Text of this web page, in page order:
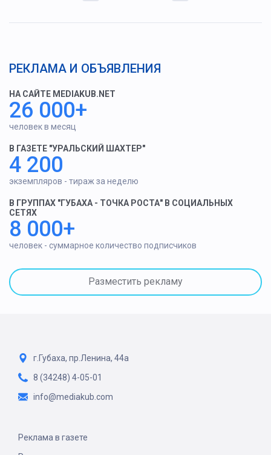
РЕКЛАМА И ОБЪЯВЛЕНИЯ
НА САЙТЕ MEDIAKUB.NET
26 000+
человек в месяц
В ГАЗЕТЕ "УРАЛЬСКИЙ ШАХТЕР"
4 200
экземпляров - тираж за неделю
В ГРУППАХ "ГУБАХА - ТОЧКА РОСТА" В СОЦИАЛЬНЫХ
СЕТЯХ
8 000+
человек - суммарное количество подписчиков
Разместить рекламу
г.Губаха, пр.Ленина, 44а
8 (34248) 4-05-01
info@mediakub.com
Реклама в газете